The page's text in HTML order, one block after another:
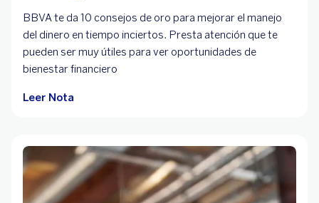
BBVA te da 10 consejos de oro para mejorar el manejo
del dinero en tiempo inciertos. Presta atención que te
pueden ser muy útiles para ver oportunidades de
bienestar financiero
Leer Nota